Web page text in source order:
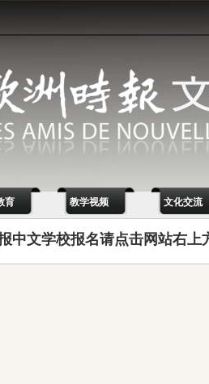
育 教学视频 文化交流
中文学校报名请点击网站右上